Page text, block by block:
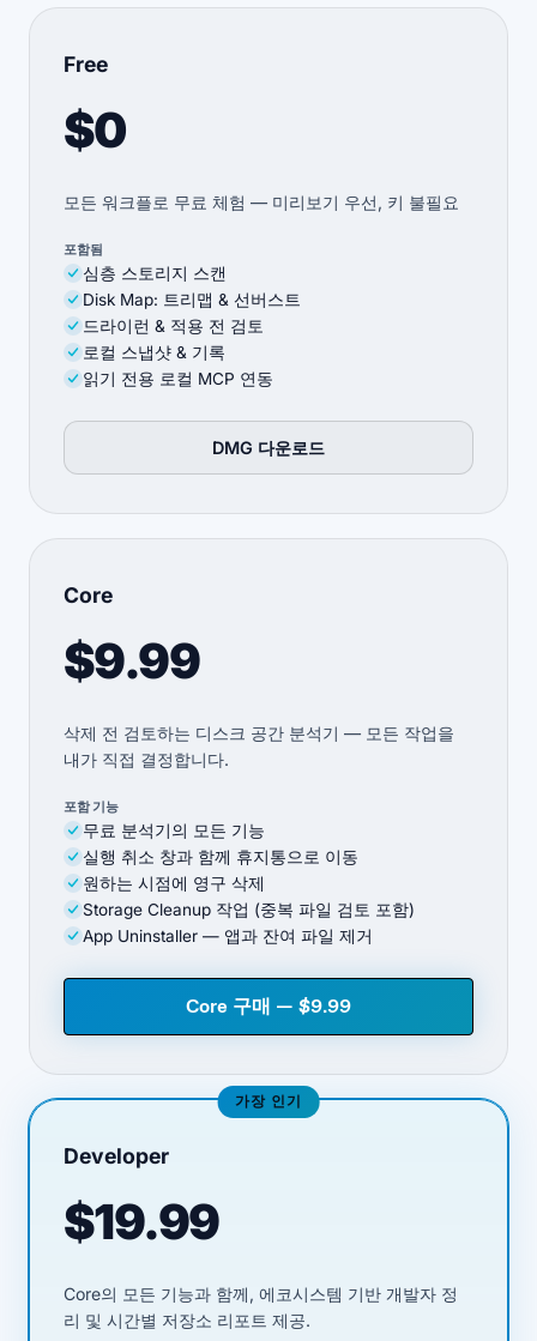
Free
$0
모든 워크플로 무료 체험 — 미리보기 우선, 키 불필요
포함됨
심층 스토리지 스캔
Disk Map: 트리맵 & 선버스트
드라이런 & 적용 전 검토
로컬 스냅샷 & 기록
읽기 전용 로컬 MCP 연동
DMG 다운로드
Core
$9.99
삭제 전 검토하는 디스크 공간 분석기 — 모든 작업을
내가 직접 결정합니다.
포함 기능
무료 분석기의 모든 기능
실행 취소 창과 함께 휴지통으로 이동
원하는 시점에 영구 삭제
Storage Cleanup 작업 (중복 파일 검토 포함)
App Uninstaller — 앱과 잔여 파일 제거
Core 구매 — $9.99
가장 인기
Developer
$19.99
Core의 모든 기능과 함께, 에코시스템 기반 개발자 정
리 및 시간별 저장소 리포트 제공.